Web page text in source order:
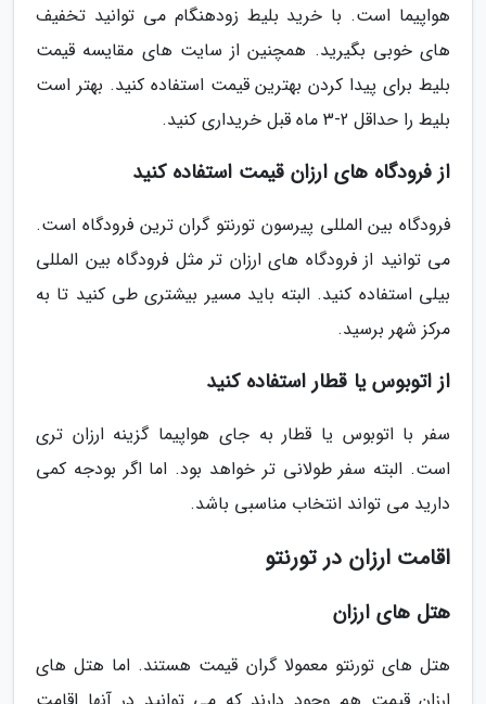
هواپیما است. با خرید بلیط زودهنگام می توانید تخفیف
های خوبی بگیرید. همچنین از سایت های مقایسه قیمت
بلیط برای پیدا کردن بهترین قیمت استفاده کنید. بهتر است
بلیط را حداقل 2-3 ماه قبل خریداری کنید.
از فرودگاه های ارزان قیمت استفاده کنید
فرودگاه بین المللی پیرسون تورنتو گران ترین فرودگاه است.
می توانید از فرودگاه های ارزان تر مثل فرودگاه بین المللی
بیلی استفاده کنید. البته باید مسیر بیشتری طی کنید تا به
مرکز شهر برسید.
از اتوبوس یا قطار استفاده کنید
سفر با اتوبوس یا قطار به جای هواپیما گزینه ارزان تری
است. البته سفر طولانی تر خواهد بود. اما اگر بودجه کمی
دارید می تواند انتخاب مناسبی باشد.
اقامت ارزان در تورنتو
هتل های ارزان
هتل های تورنتو معمولا گران قیمت هستند. اما هتل های